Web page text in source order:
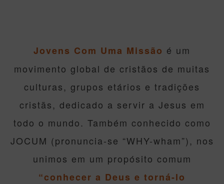
Jovens Com Uma Missão é um
movimento global de cristãos de muitas
culturas, grupos etários e tradições
cristãs, dedicado a servir a Jesus em
todo o mundo. Também conhecido como
JOCUM (pronuncia-se “WHY-wham”), nos
unimos em um propósito comum
“conhecer a Deus e torná-lo